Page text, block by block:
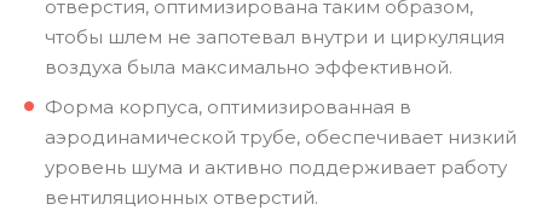
отверстия, оптимизирована таким образом,
чтобы шлем не запотевал внутри и циркуляция
воздуха была максимально эффективной.
Форма корпуса, оптимизированная в
аэродинамической трубе, обеспечивает низкий
уровень шума и активно поддерживает работу
вентиляционных отверстий.